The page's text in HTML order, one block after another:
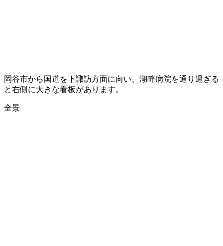
岡谷市から国道を下諏訪方面に向い、湖畔病院を通り過ぎる
と右側に大きな看板があります。
全景